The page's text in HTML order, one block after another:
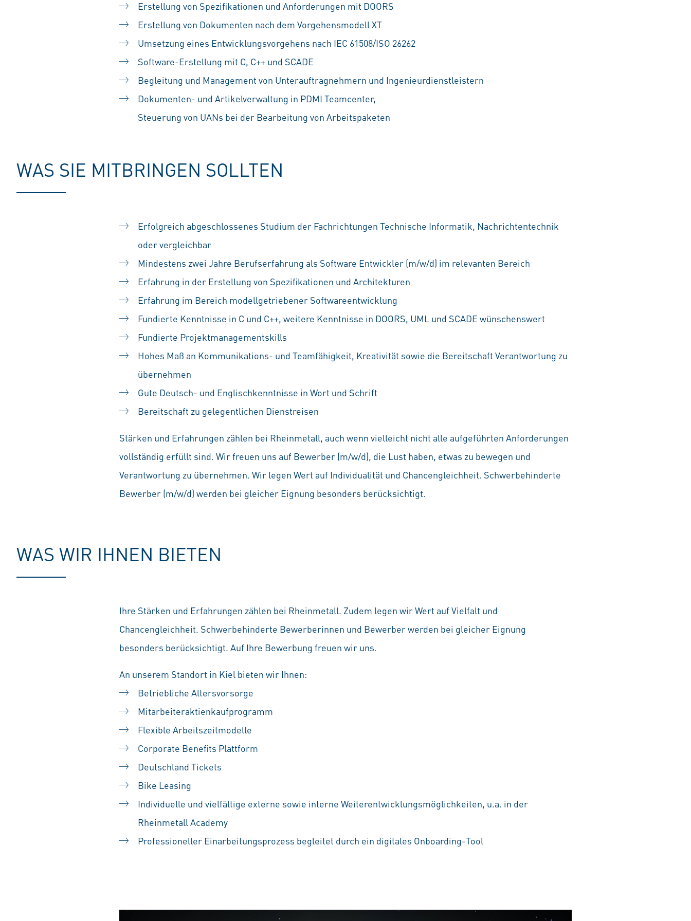
Erstellung von Spezifikationen und Anforderungen mit DOORS
Erstellung von Dokumenten nach dem Vorgehensmodell XT
Umsetzung eines Entwicklungsvorgehens nach IEC 61508/ISO 26262
Software-Erstellung mit C, C++ und SCADE
Begleitung und Management von Unterauftragnehmern und Ingenieurdienstleistern
Dokumenten- und Artikelverwaltung in PDMI Teamcenter,
Steuerung von UANs bei der Bearbeitung von Arbeitspaketen
WAS SIE MITBRINGEN SOLLTEN
Erfolgreich abgeschlossenes Studium der Fachrichtungen Technische Informatik, Nachrichtentechnik
oder vergleichbar
Mindestens zwei Jahre Berufserfahrung als Software Entwickler (m/w/d) im relevanten Bereich
Erfahrung in der Erstellung von Spezifikationen und Architekturen
Erfahrung im Bereich modellgetriebener Softwareentwicklung
Fundierte Kenntnisse in C und C++, weitere Kenntnisse in DOORS, UML und SCADE wünschenswert
Fundierte Projektmanagementskills
Hohes Maß an Kommunikations- und Teamfähigkeit, Kreativität sowie die Bereitschaft Verantwortung zu
übernehmen
Gute Deutsch- und Englischkenntnisse in Wort und Schrift
Bereitschaft zu gelegentlichen Dienstreisen
Stärken und Erfahrungen zählen bei Rheinmetall, auch wenn vielleicht nicht alle aufgeführten Anforderungen
vollständig erfüllt sind. Wir freuen uns auf Bewerber (m/w/d), die Lust haben, etwas zu bewegen und
Verantwortung zu übernehmen. Wir legen Wert auf Individualität und Chancengleichheit. Schwerbehinderte
Bewerber (m/w/d) werden bei gleicher Eignung besonders berücksichtigt.
WAS WIR IHNEN BIETEN
Ihre Stärken und Erfahrungen zählen bei Rheinmetall. Zudem legen wir Wert auf Vielfalt und
Chancengleichheit. Schwerbehinderte Bewerberinnen und Bewerber werden bei gleicher Eignung
besonders berücksichtigt. Auf Ihre Bewerbung freuen wir uns.
An unserem Standort in Kiel bieten wir Ihnen:
Betriebliche Altersvorsorge
Mitarbeiteraktienkaufprogramm
Flexible Arbeitszeitmodelle
Corporate Benefits Plattform
Deutschland Tickets
Bike Leasing
Individuelle und vielfältige externe sowie interne Weiterentwicklungsmöglichkeiten, u.a. in der
Rheinmetall Academy
Professioneller Einarbeitungsprozess begleitet durch ein digitales Onboarding-Tool